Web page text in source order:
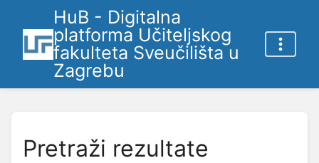
HuB - Digitalna
platforma Učiteljskog
fakulteta Sveučilišta u
Zagrebu
Pretraži rezultate